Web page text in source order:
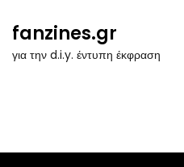
n
fanzines.gr
για την d.i.y. έντυπη έκφραση